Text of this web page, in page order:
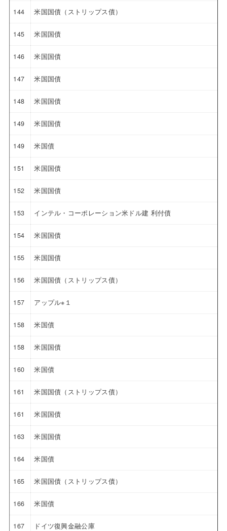
144 米国国債（ストリップス債）
145 米国国債
146 米国国債
147 米国国債
148 米国国債
149 米国国債
149 米国債
151 米国国債
152 米国国債
153 インテル・コーポレーション米ドル建 利付債
154 米国国債
155 米国国債
156 米国国債（ストリップス債）
157 アップル※１
158 米国債
158 米国国債
160 米国債
161 米国国債（ストリップス債）
161 米国国債
163 米国国債
164 米国債
165 米国国債（ストリップス債）
166 米国債
167 ドイツ復興金融公庫